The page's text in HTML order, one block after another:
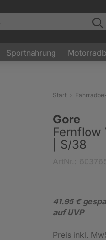
Sportnahrung
Start
Gore
Fernflow
| S/38
41.95 €
auf UVP
Preis inkl.